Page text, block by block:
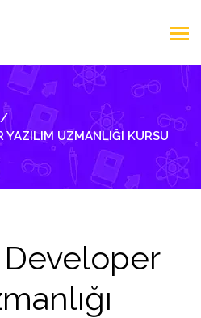
YAZILIM UZMANLIĞI KURSU